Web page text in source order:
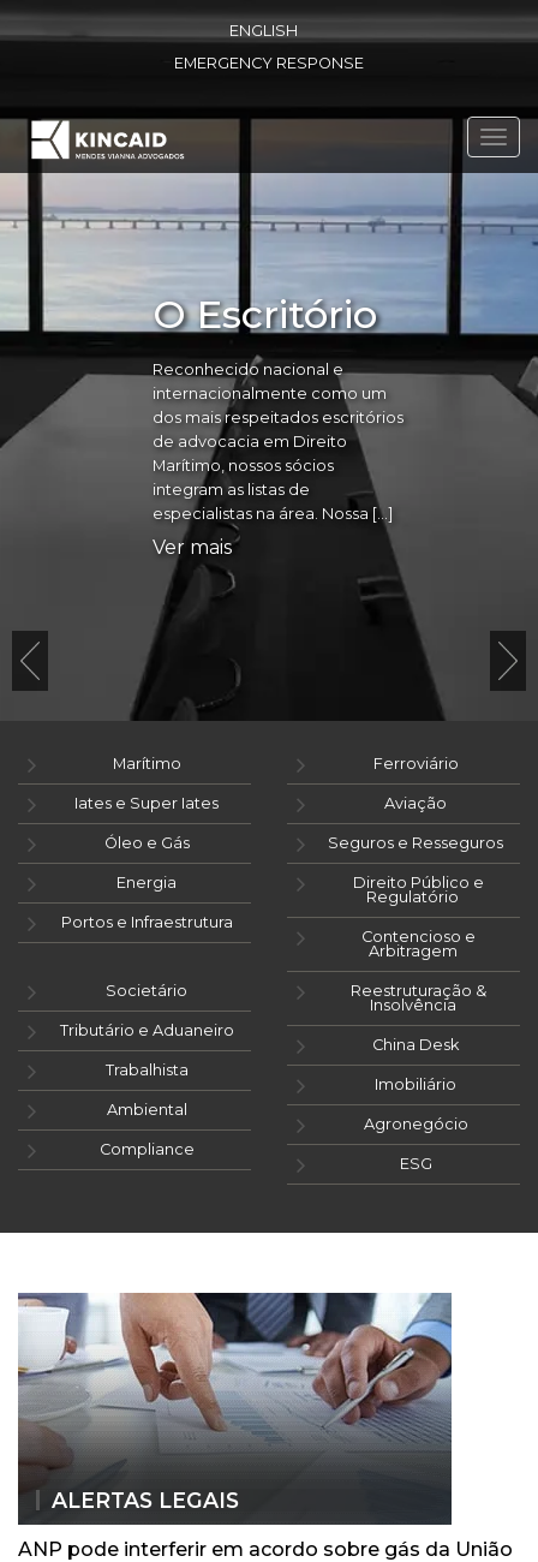
ENGLISH
EMERGENCY RESPONSE
O Escritório
Reconhecido nacional e
internacionalmente como um
dos mais respeitados escritórios
de advocacia em Direito
Marítimo, nossos sócios
integram as listas de
especialistas na área. Nossa […]
Ver mais
Marítimo
Iates e Super Iates
Óleo e Gás
Energia
Portos e Infraestrutura
Ferroviário
Aviação
Seguros e Resseguros
Direito Público e
Regulatório
Contencioso e
Arbitragem
Societário
Tributário e Aduaneiro
Trabalhista
Ambiental
Compliance
Reestruturação &
Insolvência
China Desk
Imobiliário
Agronegócio
ESG
ALERTAS LEGAIS
ANP pode interferir em acordo sobre gás da União